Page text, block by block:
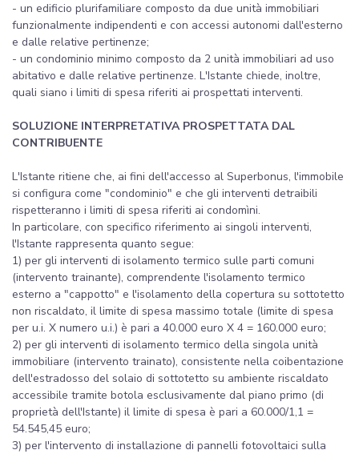
- un edificio plurifamiliare composto da due unità immobiliari
funzionalmente indipendenti e con accessi autonomi dall'esterno
e dalle relative pertinenze;
- un condominio minimo composto da 2 unità immobiliari ad uso
abitativo e dalle relative pertinenze. L'Istante chiede, inoltre,
quali siano i limiti di spesa riferiti ai prospettati interventi.
SOLUZIONE INTERPRETATIVA PROSPETTATA DAL
CONTRIBUENTE
L'Istante ritiene che, ai fini dell'accesso al Superbonus, l'immobile
si configura come "condominio" e che gli interventi detraibili
rispetteranno i limiti di spesa riferiti ai condomìni.
In particolare, con specifico riferimento ai singoli interventi,
l'Istante rappresenta quanto segue:
1) per gli interventi di isolamento termico sulle parti comuni
(intervento trainante), comprendente l'isolamento termico
esterno a "cappotto" e l'isolamento della copertura su sottotetto
non riscaldato, il limite di spesa massimo totale (limite di spesa
per u.i. X numero u.i.) è pari a 40.000 euro X 4 = 160.000 euro;
2) per gli interventi di isolamento termico della singola unità
immobiliare (intervento trainato), consistente nella coibentazione
dell'estradosso del solaio di sottotetto su ambiente riscaldato
accessibile tramite botola esclusivamente dal piano primo (di
proprietà dell'Istante) il limite di spesa è pari a 60.000/1,1 =
54.545,45 euro;
3) per l'intervento di installazione di pannelli fotovoltaici sulla